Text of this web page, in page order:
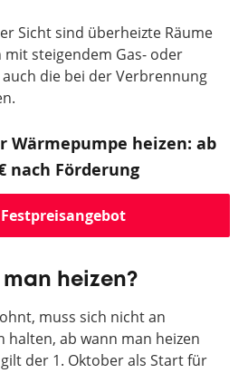
Sicht sind überheizte Räume
steigendem Gas- oder
die bei der Verbrennung
Wärmepumpe heizen: ab
nach Förderung
heizen?
muss sich nicht an
halten, ab wann man heizen
der 1. Oktober als Start für